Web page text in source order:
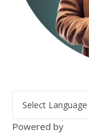
Powered by